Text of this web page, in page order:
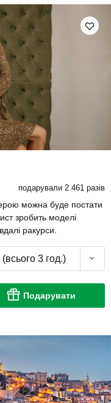
подарували 2 461 разів
можна буде постати
зробить моделі
ракурси.
3 год.)
Подарувати